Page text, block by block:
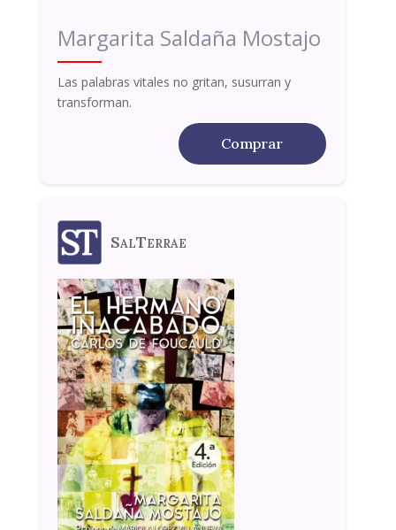
Margarita Saldaña Mostajo
Las palabras vitales no gritan, susurran y
transforman.
Comprar
SalTerrae